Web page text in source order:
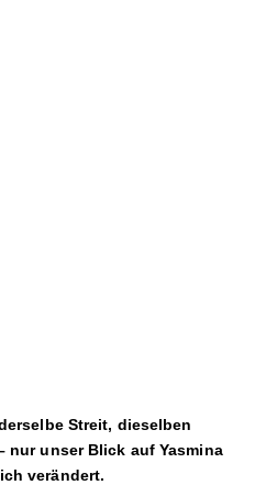
Streit, dieselben
nur unser Blick auf Yasmina
verändert.